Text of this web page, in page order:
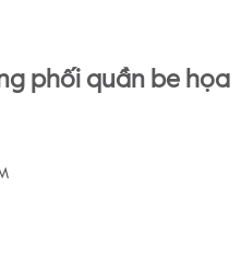
phối quần be họa